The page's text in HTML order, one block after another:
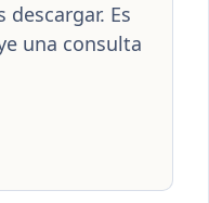
Es
una consulta